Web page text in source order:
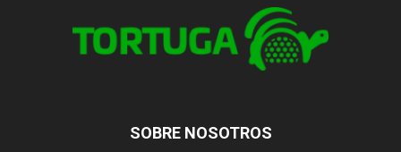
SOBRE NOSOTROS